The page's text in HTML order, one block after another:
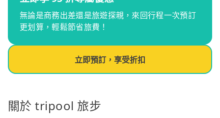
無論是商務出差還是旅遊探親，來回行程一次預訂
更划算，輕鬆節省旅費！
立即預訂，享受折扣
關於 tripool 旅步